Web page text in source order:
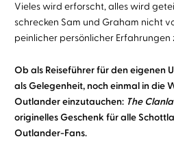
Vieles wird erforscht, alles wird
schrecken Sam und Graham nicht
peinlicher persönlicher Erfahrungen
Ob als Reiseführer für den eigenen
als Gelegenheit, noch einmal in die
Outlander einzutauchen: The
originelles Geschenk füralle
Outlander-Fans.